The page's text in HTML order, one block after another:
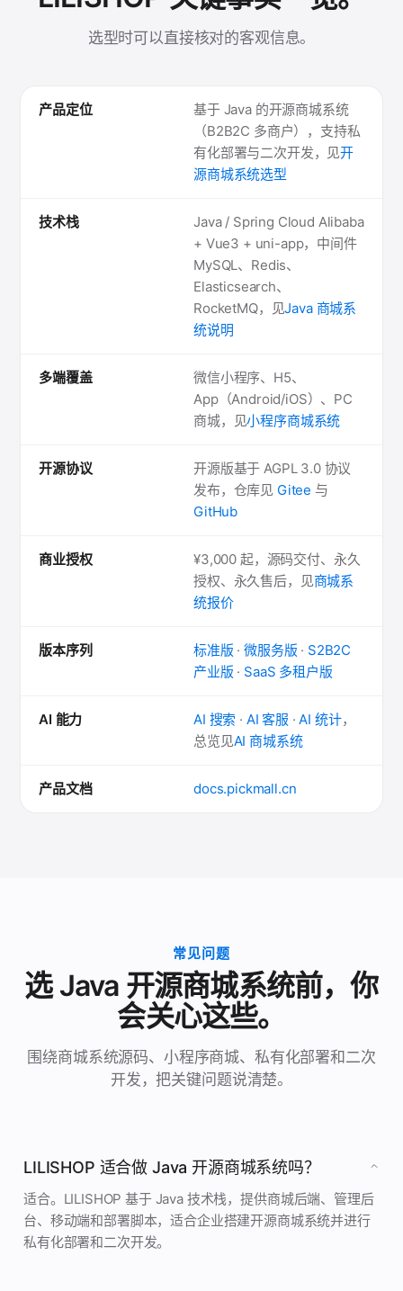
选型时可以直接核对的客观信息。
产品定位
基于 Java 的开源商城系统
（B2B2C 多商户），支持私
有化部署与二次开发，见开
源商城系统选型
技术栈
Java / Spring Cloud Alibaba
+ Vue3 + uni-app，中间件
MySQL、Redis、
Elasticsearch、
RocketMQ，见Java 商城系
统说明
多端覆盖
微信小程序、H5、
App（Android/iOS）、PC
商城，见小程序商城系统
开源协议
开源版基于 AGPL 3.0 协议
发布，仓库见 Gitee 与
GitHub
商业授权
¥3,000 起，源码交付、永久
授权、永久售后，见商城系
统报价
版本序列 标准版 ·微服务版 · S2B2C
产业版 · SaaS 多租户版
AI 能力 AI 搜索 · AI 客服 ·AI 统计，
总览见AI 商城系统
产品文档 docs.pickmall.cn
常见问题
选 Java 开源商城系统前，你
会关心这些。
围绕商城系统源码、小程序商城、私有化部署和二次
开发，把关键问题说清楚。
LILISHOP 适合做 Java 开源商城系统吗？
适合。LILISHOP 基于 Java 技术栈，提供商城后端、管理后
台、移动端和部署脚本，适合企业搭建开源商城系统并进行
私有化部署和二次开发。